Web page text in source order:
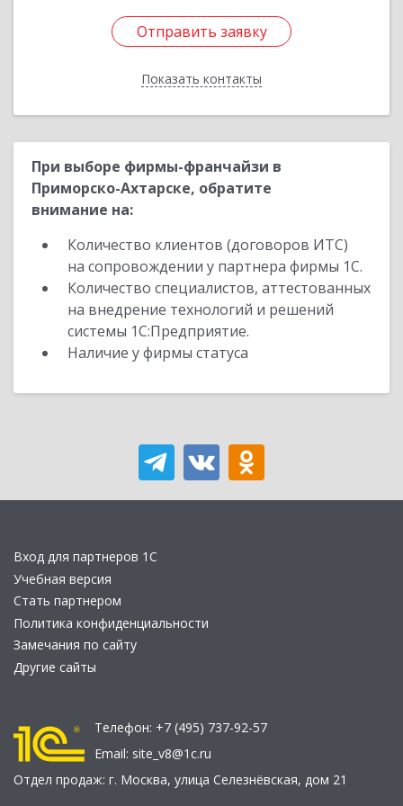
Отправить заявку
Показать контакты
Отправить заявку
Назад
При выборе фирмы-франчайзи в
Приморско-Ахтарске, обратите
внимание на:
Количество клиентов (договоров ИТС)
на сопровождении у партнера фирмы 1С.
Количество специалистов, аттестованных
на внедрение технологий и решений
системы 1С:Предприятие.
Наличие у фирмы статуса
Вход для партнеров 1С
Учебная версия
Стать партнером
Политика конфиденциальности
Замечания по сайту
Другие сайты
Телефон: +7 (495) 737-92-57
Email: site_v8@1c.ru
Отдел продаж: г. Москва, улица Селезнёвская, дом 21